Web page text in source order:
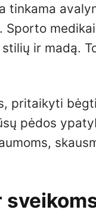
tinkama
ir madą.
pritaikyti
pėdos